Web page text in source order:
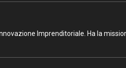
Imprenditoriale. Ha la